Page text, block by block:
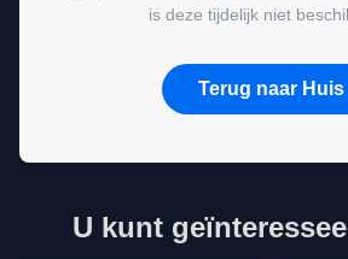
is deze tijdelijk niet
Terug naar Huis
U kunt